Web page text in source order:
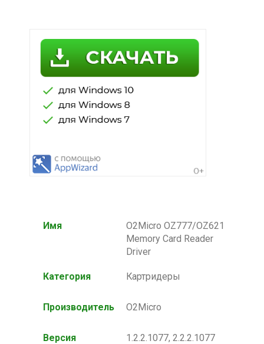
Имя
O2Micro OZ777/OZ621
Memory Card Reader
Driver
Категория Картридеры
Производитель O2Micro
Версия 1.2.2.1077, 2.2.2.1077